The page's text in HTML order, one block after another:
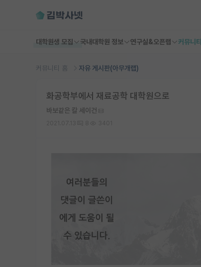
대학원생 모집 국내대학원 정보 연구실&오픈랩 커뮤니티
커뮤니티 홈 자유 게시판(아무개랩)
화공학부에서 재료공학 대학원으로
바보같은 칼 세이건